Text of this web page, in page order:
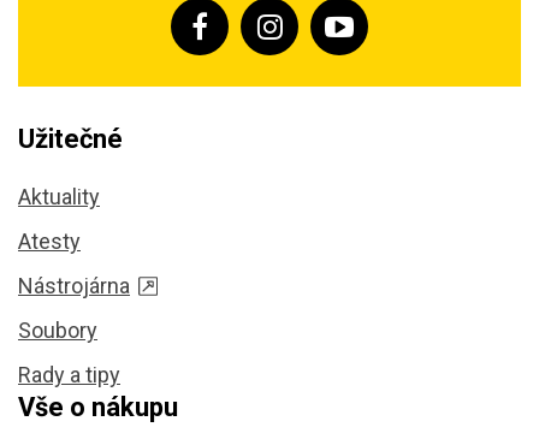
Užitečné
Aktuality
Atesty
Nástrojárna
Soubory
Rady a tipy
Vše o nákupu